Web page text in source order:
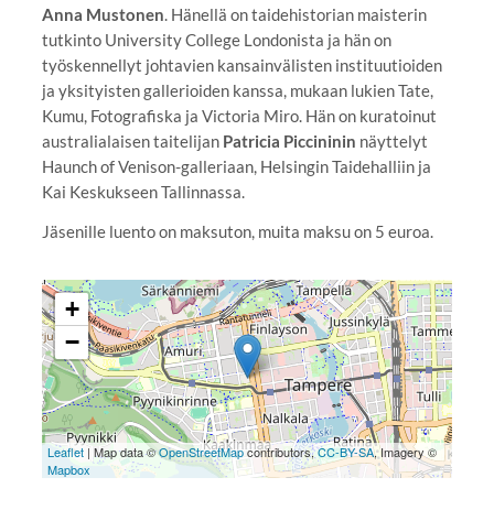
Anna Mustonen. Hänellä on taidehistorian maisterin
tutkinto University College Londonista ja hän on
työskennellyt johtavien kansainvälisten instituutioiden
ja yksityisten gallerioiden kanssa, mukaan lukien Tate,
Kumu, Fotografiska ja Victoria Miro. Hän on kuratoinut
australialaisen taitelijan Patricia Piccininin näyttelyt
Haunch of Venison-galleriaan, Helsingin Taidehalliin ja
Kai Keskukseen Tallinnassa.
Jäsenille luento on maksuton, muita maksu on 5 euroa.
+
−
Leaflet| Map data ©OpenStreetMapcontributors,CC-BY-SA, Imagery ©
Mapbox